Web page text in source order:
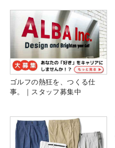
ゴルフの熱狂を、つくる仕
事。｜スタッフ募集中